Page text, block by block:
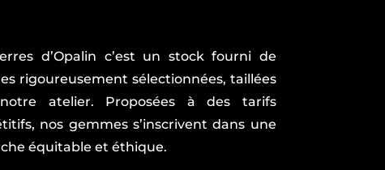
d’Opalin c’est un stock fourni de
rigoureusement sélectionnées, taillées
atelier. Proposées à des tarifs
nos gemmes s’inscrivent dans une
équitable et éthique.